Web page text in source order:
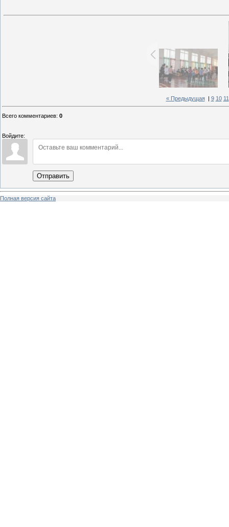
« Предыдущая| 9 10 11
Всего комментариев: 0
Войдите:
Отправить
Полная версия сайта